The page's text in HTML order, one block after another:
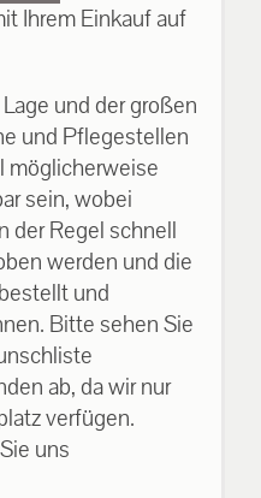
Ihrem Einkauf auf
und der großen
und Pflegestellen
möglicherweise
sein, wobei
der Regel schnell
werden und die
und
Bitte sehen Sie
ab, da wir nur
verfügen.
uns